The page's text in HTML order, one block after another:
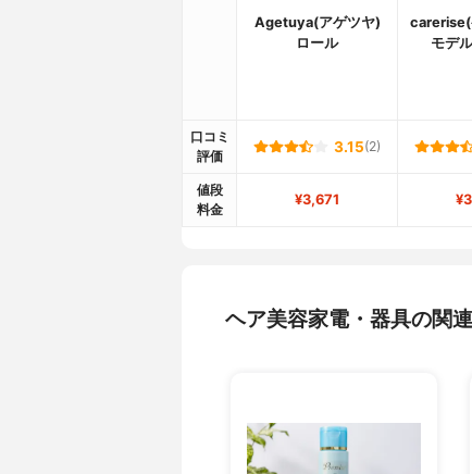
Agetuya(アゲツヤ)
ロール
carerise(
モデ
口コミ
評価
3.15(2)
値段
料金
¥3,671
ヘア美容家電・器具の関